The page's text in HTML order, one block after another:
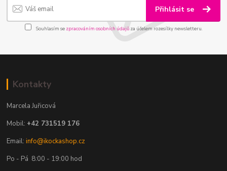
Přihlásit se
Souhlasím se zpracováním osobních údajůza účelem rozesílky newsletteru.
Kontakty
Marcela Juřicová
Mobil: +42 731519 176
Email:info@ikockashop.cz
Po - Pá 8:00 - 19:00 hod